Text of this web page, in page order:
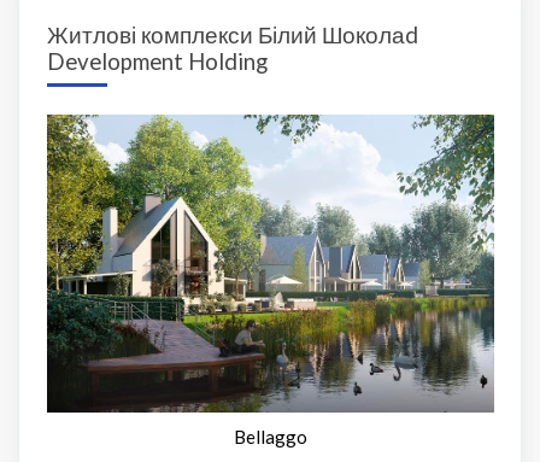
Житлові комплекси Білий Шоколаd
Development Holding
Bellaggo